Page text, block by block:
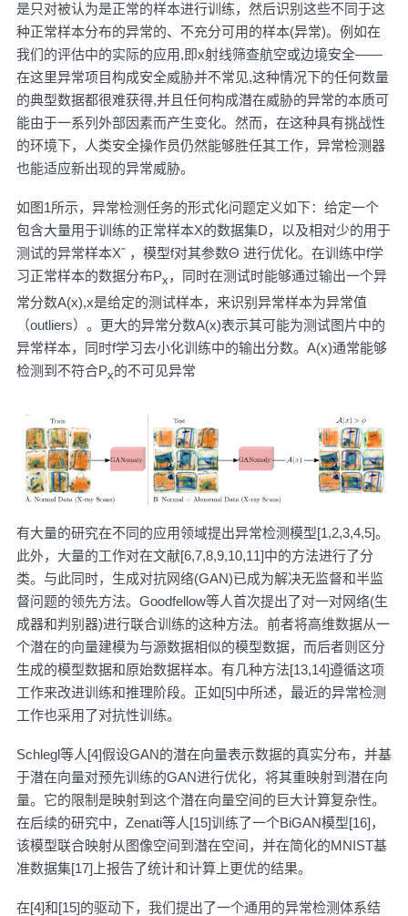
是只对被认为是正常的样本进行训练，然后识别这些不同于这
种正常样本分布的异常的、不充分可用的样本(异常)。例如在
我们的评估中的实际的应用,即x射线筛查航空或边境安全——
在这里异常项目构成安全威胁并不常见,这种情况下的任何数量
的典型数据都很难获得,并且任何构成潜在威胁的异常的本质可
能由于一系列外部因素而产生变化。然而，在这种具有挑战性
的环境下，人类安全操作员仍然能够胜任其工作，异常检测器
也能适应新出现的异常威胁。
如图1所示，异常检测任务的形式化问题定义如下：给定一个
包含大量用于训练的正常样本X的数据集D，以及相对少的用于
测试的异常样本Xˆ ，模型f对其参数Θ 进行优化。在训练中f学
习正常样本的数据分布Px ，同时在测试时能够通过输出一个异
常分数A(x),x是给定的测试样本，来识别异常样本为异常值
（outliers）。更大的异常分数A(x)表示其可能为测试图片中的
异常样本，同时f学习去小化训练中的输出分数。A(x)通常能够
检测到不符合Px的不可见异常
有大量的研究在不同的应用领域提出异常检测模型[1,2,3,4,5]。
此外，大量的工作对在文献[6,7,8,9,10,11]中的方法进行了分
类。与此同时，生成对抗网络(GAN)已成为解决无监督和半监
督问题的领先方法。Goodfellow等人首次提出了对一对网络(生
成器和判别器)进行联合训练的这种方法。前者将高维数据从一
个潜在的向量建模为与源数据相似的模型数据，而后者则区分
生成的模型数据和原始数据样本。有几种方法[13,14]遵循这项
工作来改进训练和推理阶段。正如[5]中所述，最近的异常检测
工作也采用了对抗性训练。
Schlegl等人[4]假设GAN的潜在向量表示数据的真实分布，并基
于潜在向量对预先训练的GAN进行优化，将其重映射到潜在向
量。它的限制是映射到这个潜在向量空间的巨大计算复杂性。
在后续的研究中，Zenati等人[15]训练了一个BiGAN模型[16]，
该模型联合映射从图像空间到潜在空间，并在简化的MNIST基
准数据集[17]上报告了统计和计算上更优的结果。
在[4]和[15]的驱动下，我们提出了一个通用的异常检测体系结